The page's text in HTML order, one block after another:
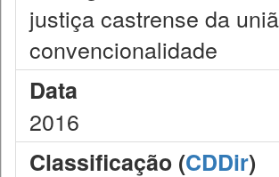
justiça castrense da
convencionalidade
Data
2016
Classificação (CDDir)